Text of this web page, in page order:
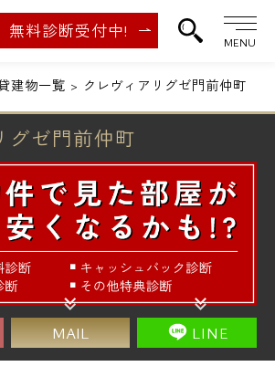
無料診断受付中!
MENU
建物一覧 クレヴィアリグゼ門前仲町
グゼ門前仲町
MAIL LINE